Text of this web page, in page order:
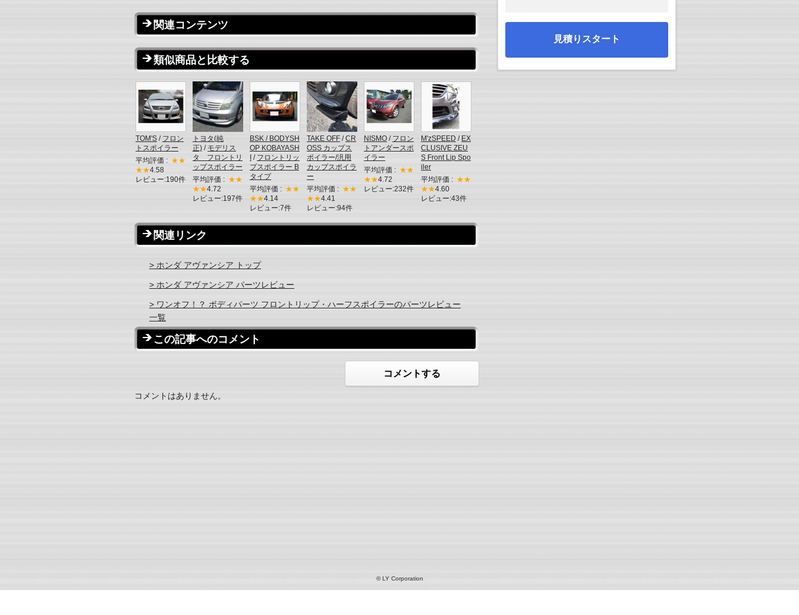
関連コンテンツ
類似商品と比較する
TOM'S / フロン
トスポイラー
平均評価 : ★★
★★4.58
レビュー:190件
トヨタ(純
正) / モデリス
タ フロントリ
ップスポイラー
平均評価 : ★★
★★4.72
レビュー:197件
BSK / BODYSH
OP KOBAYASH
I / フロントリッ
プスポイラー B
タイプ
平均評価 : ★★
★★4.14
レビュー:7件
TAKE OFF /CR
OSS カップス
ポイラー/汎用
カップスポイラ
ー
平均評価 : ★★
★★4.41
レビュー:94件
NISMO / フロン
トアンダースポ
イラー
平均評価 : ★★
★★4.72
レビュー:232件
M'zSPEED / EX
CLUSIVE ZEU
S Front Lip Spo
iler
平均評価 : ★★
★★4.60
レビュー:43件
関連リンク
> ホンダ アヴァンシア トップ
> ホンダ アヴァンシア パーツレビュー
> ワンオフ！？ ボディパーツ フロントリップ・ハーフスポイラーのパーツレビュー
一覧
この記事へのコメント
コメントする
コメントはありません。
見積りスタート
© LY Corporation